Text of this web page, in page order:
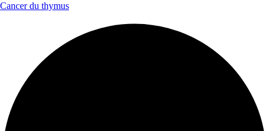
Cancer du thymus